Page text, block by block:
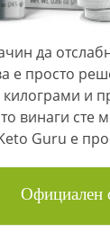
да
е просто
и
винаги сте
Guru е
Официален